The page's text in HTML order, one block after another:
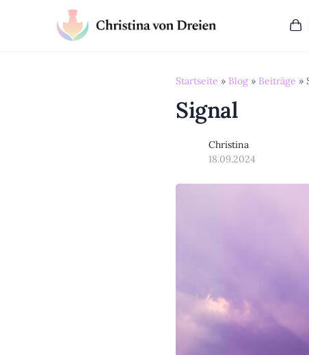
Startseite » Blog » Beiträge »
Signal
Christina
18.09.2024